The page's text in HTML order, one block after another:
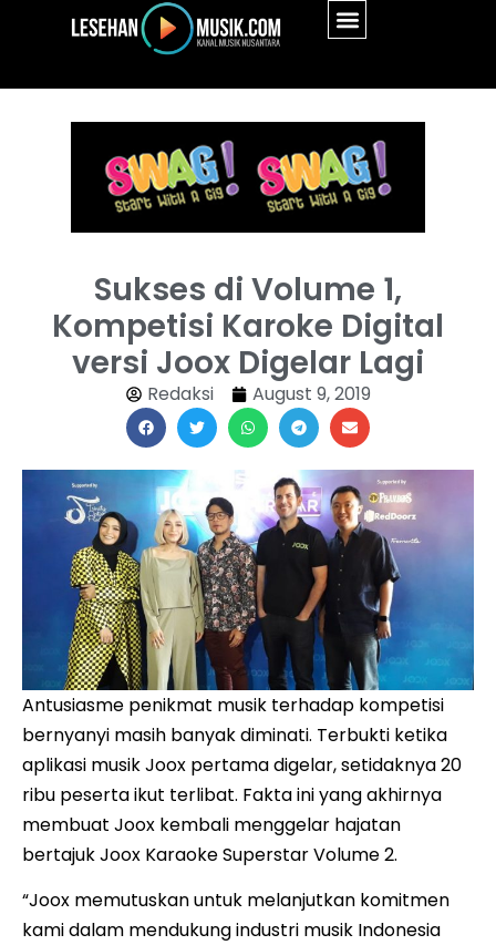
Sukses di Volume 1,
Kompetisi Karoke Digital
versi Joox Digelar Lagi
Redaksi August 9, 2019
Antusiasme penikmat musik terhadap kompetisi
bernyanyi masih banyak diminati. Terbukti ketika
aplikasi musik Joox pertama digelar, setidaknya 20
ribu peserta ikut terlibat. Fakta ini yang akhirnya
membuat Joox kembali menggelar hajatan
bertajuk Joox Karaoke Superstar Volume 2.
“Joox memutuskan untuk melanjutkan komitmen
kami dalam mendukung industri musik Indonesia